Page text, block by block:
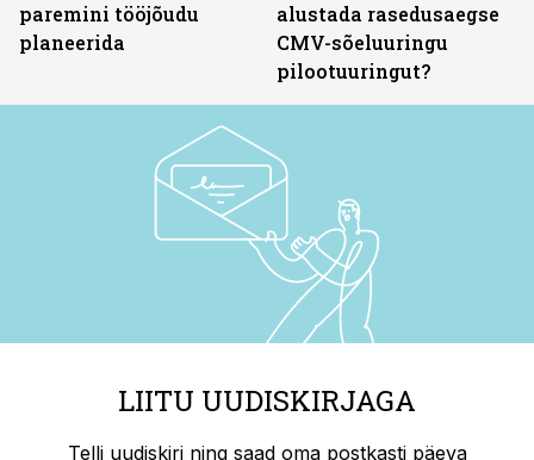
paremini tööjõudu
planeerida
alustada rasedusaegse
CMV-sõeluuringu
pilootuuringut?
LIITU UUDISKIRJAGA
Telli uudiskiri ning saad oma postkasti päeva